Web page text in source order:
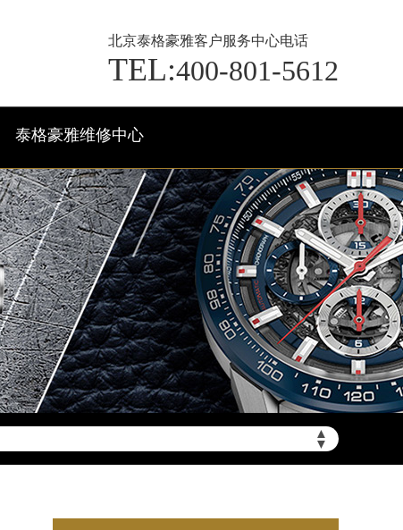
北京泰格豪雅客户服务中心电话
TEL:400-801-5612
泰格豪雅维修中心
▲
▼